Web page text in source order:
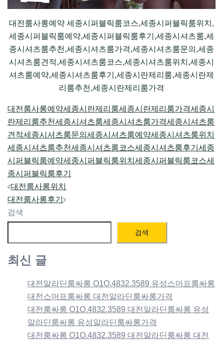
대전룸사롱예약 세종시퍼블릭룸코스,세종시퍼블릭룸위치,
세종시퍼블릭룸예약,세종시퍼블릭룸후기,세종시셔츠룸,세
종시셔츠룸추천,세종시셔츠룸가격,세종시셔츠룸문의,세종
시셔츠룸견적,세종시셔츠룸코스,세종시셔츠룸위치,세종시
셔츠룸예약,세종시셔츠룸후기,세종시란제리룸,세종시란제
리룸추천,세종시란제리룸가격
대전룸사롱예약세종시란제리룸세종시란제리룸가격세종시
란제리룸추천세종시셔츠룸세종시셔츠룸가격세종시셔츠룸
견적세종시셔츠룸문의 세종시셔츠룸예약세종시셔츠룸위치
세종시셔츠룸추천세종시셔츠룸코스세종시셔츠룸후기 세종
시퍼블릭룸예약세종시퍼블릭룸위치 세종시퍼블릭룸코스세
종시퍼블릭룸후기
Post
navigation
대전룸사롱위치
대전룸사롱후기
검색
검색
최신 글
대전알라딘룸싸롱 O1O.4832.3589 유성스머프룸싸롱
대전스머프룸싸롱 대전알라딘룸싸롱가격
대전룸싸롱 O1O.4832.3589 대전알라딘룸싸롱 유성
알라딘룸싸롱 유성알라딘룸싸롱가격
대전룸싸롱 O1O.4832.3589 대전알라딘룸싸롱 대전